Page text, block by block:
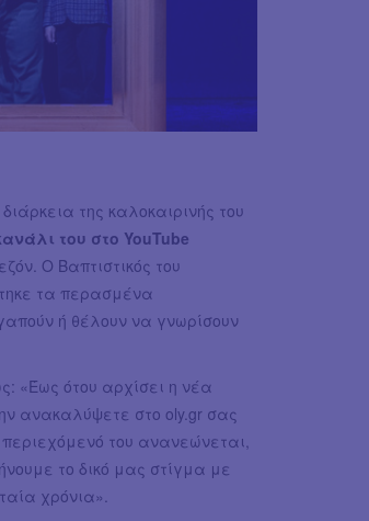
της καλοκαιρινής του
του στο YouTube
Ο Βαπτιστικός του
τα περασμένα
ή θέλουν να γνωρίσουν
«Έως ότου αρχίσει η νέα
ανακαλύψετε στο oly.gr σας
του ανανεώνεται,
το δικό μας στίγμα με
χρόνια».